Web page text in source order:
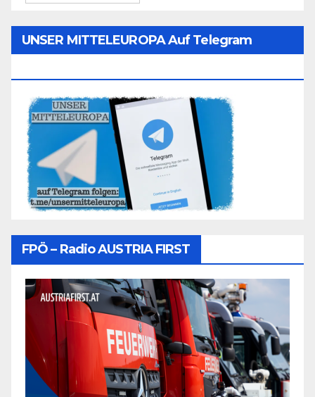
UNSER MITTELEUROPA Auf Telegram
FPÖ – Radio AUSTRIA FIRST